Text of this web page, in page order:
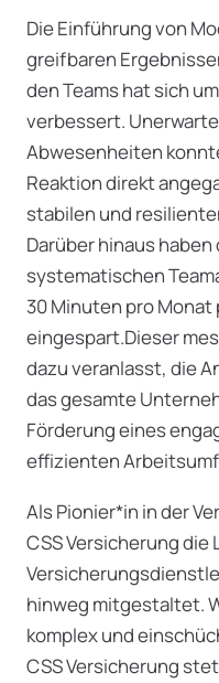
Die Einführung von
greifbaren
den Teams hat sich
verbessert.
Abwesenheiten
Reaktion direkt
stabilen und
Darüber hinaus
systematischen
30 Minuten pro
eingespart.Dieser
dazu veranlasst, die
das gesamte
Förderung eines
effizienten
Als Pionier*in in der
CSS Versicherung die
hinweg mitgestaltet.
komplex und
CSS Versicherung